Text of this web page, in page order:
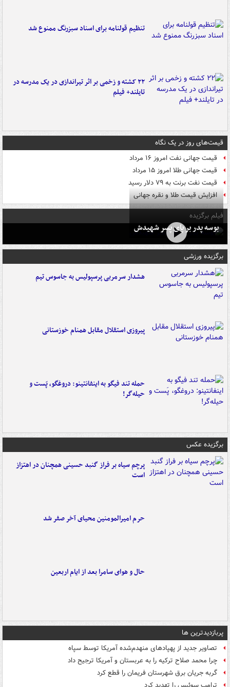
تنظیم قولنامه برای اسناد سبزرنگ ممنوع شد
۲۲ کشته و زخمی بر اثر تیراندازی در یک مدرسه در
تایلند+ فیلم
قیمت‌های روز در یک نگاه
قیمت جهانی نفت امروز ۱۶ مرداد
قیمت جهانی طلا امروز ۱۵ مرداد
قیمت نفت برنت به ۷۹ دلار رسید
افزایش قیمت طلا و نقره جهانی
فیلم برگزیده
بوسه‌ پدر بر پای پسر شهیدش
برگزیده ورزشی
هشدار سرمربی پرسپولیس به جاسوس تیم
پیروزی استقلال مقابل همنام خوزستانی
حمله تند فیگو به اینفانتینو: دروغگو، پَست‌ و
حیله‌گر!
برگزیده عکس
پرچم سیاه بر فراز گنبد حسینی همچنان در اهتزاز
است
حرم امیرالمومنین محیای آخر صفر شد
حال و هوای سامرا بعد از ایام اربعین
پربازدیدترین ها
تصاویر جدید از پهپادهای منهدم‌شده آمریکا توسط سپاه
چرا محمد صلاح ترکیه را به عربستان و آمریکا ترجیح داد
گربه جریان برق شهرستان فریمان را قطع کرد